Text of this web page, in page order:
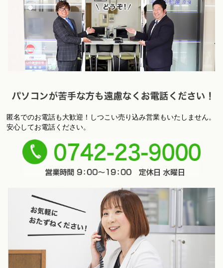
ソコンが苦手な方も遠慮なくお電話ください！
匿名でのお電話も大歓迎！しつこい売り込み営業もいたしません。
安心してお電話ください。